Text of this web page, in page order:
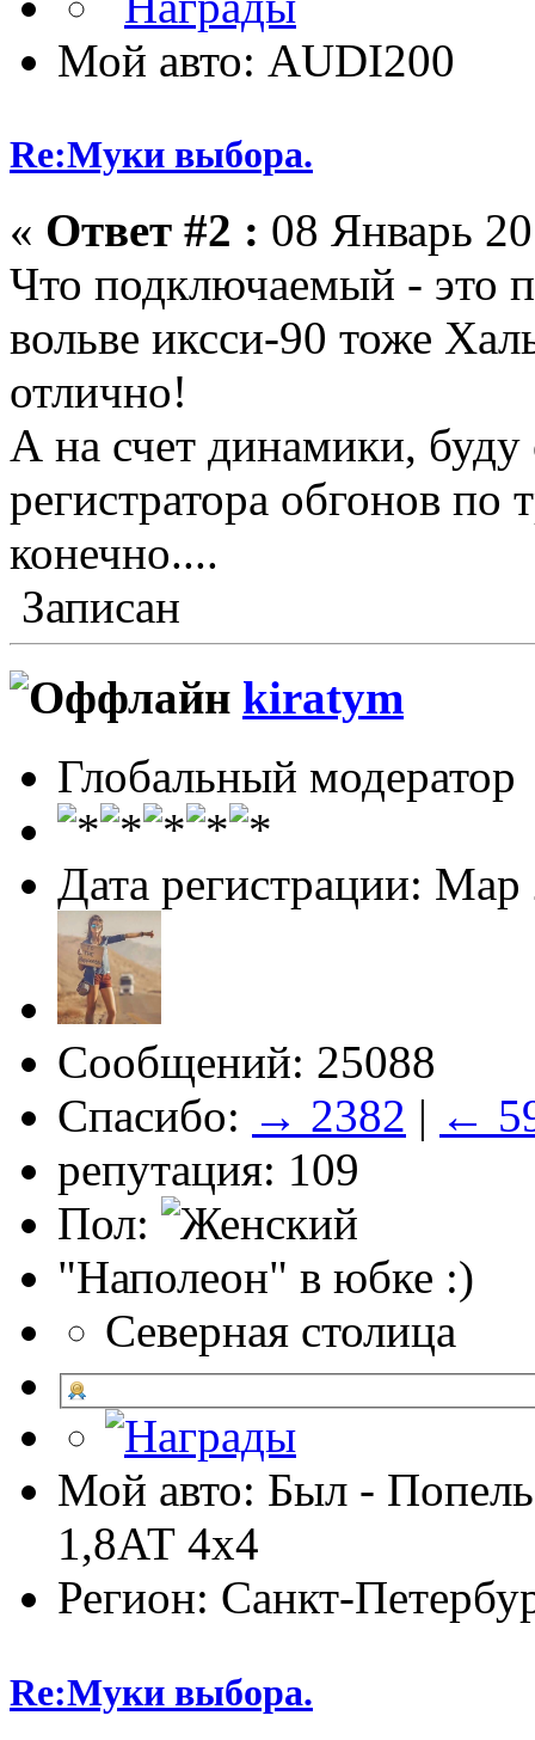
Мой авто: AUDI200
Re:Муки выбора.
« Ответ #2 : 08 Январь
Что подключаемый - это
вольве иксси-90 тоже
отлично!
А на счет динамики, буду
регистратора обгонов по
конечно....
Записан
kiratym
Глобальный модератор
Дата регистрации: Мар
Сообщений: 25088
Спасибо: → 2382 | ←
репутация: 109
Пол:
"Наполеон" в юбке :)
Северная столица
Мой авто: Был -
1,8АТ 4х4
Регион: Санкт-
Re:Муки выбора.